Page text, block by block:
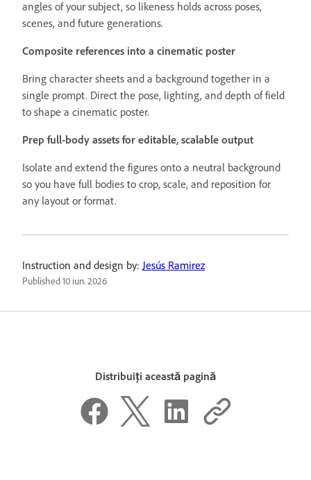
angles of your subject, so likeness holds across poses,
scenes, and future generations.
Composite references into a cinematic poster
Bring character sheets and a background together in a
single prompt. Direct the pose, lighting, and depth of field
to shape a cinematic poster.
Prep full-body assets for editable, scalable output
Isolate and extend the figures onto a neutral background
so you have full bodies to crop, scale, and reposition for
any layout or format.
Instruction and design by: Jesús Ramirez
Published10 iun. 2026
Distribuiți această pagină